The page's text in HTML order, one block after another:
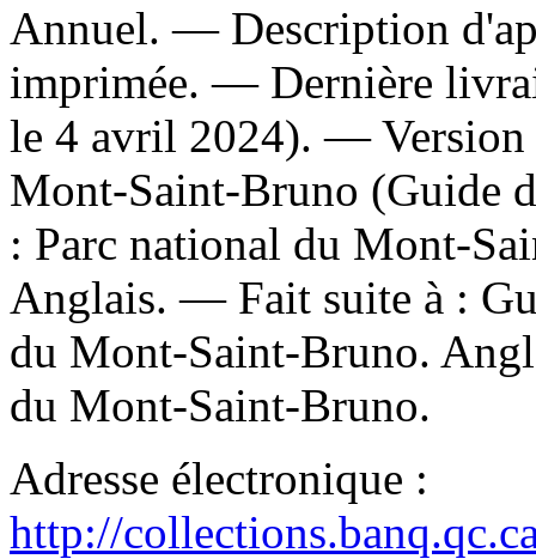
Annuel. — Description
imprimée. — Dernière
le 4 avril 2024). —
Mont-Saint-Bruno (Guide
: Parc national du Mont-
Anglais. — Fait suite à :
du Mont-Saint-Bruno.
du Mont-Saint-Bruno.
Adresse électronique :
http://